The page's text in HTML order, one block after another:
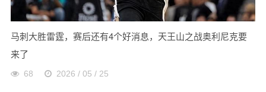
马刺大胜雷霆，赛后还有4个好消息，天王山之战奥利尼克要
来了
68 2026 / 05 / 25